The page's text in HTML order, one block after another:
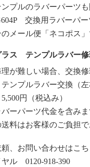
プルのラバーパーツも
交換用ラバーパ
メール便「ネコポス」
ラス テンプルラバー修
が難しい場合、交換修
ンプルラバー交換（左
円（税込み）
ーパーツ代金を含みま
料はお客様のご負担
、お問い合わせはこち
ル 0120-918-390